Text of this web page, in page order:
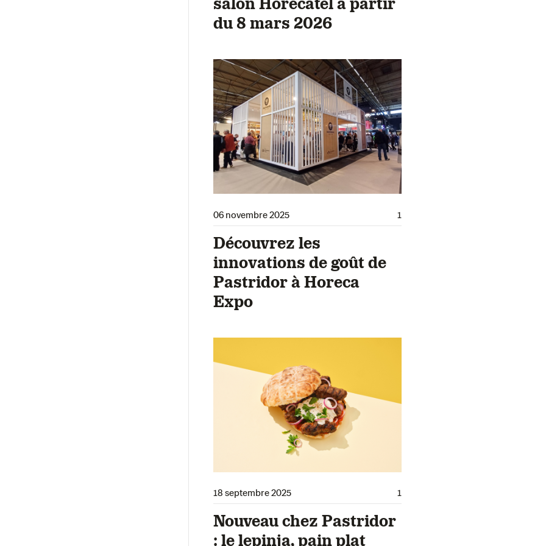
du 8 mars 2026
06 novembre 2025 1
Découvrez les
innovations de goût de
Pastridor à Horeca
Expo
18 septembre 2025 1
Nouveau chez Pastridor
: le lepinja, pain plat